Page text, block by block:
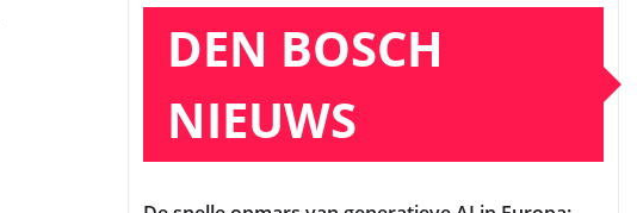
DEN BOSCH
NIEUWS